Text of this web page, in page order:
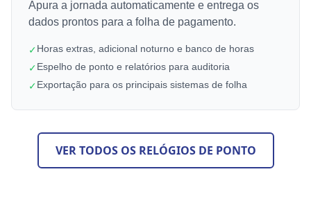
Apura a jornada automaticamente e entrega os
dados prontos para a folha de pagamento.
✓Horas extras, adicional noturno e banco de horas
✓Espelho de ponto e relatórios para auditoria
✓Exportação para os principais sistemas de folha
VER TODOS OS RELÓGIOS DE PONTO